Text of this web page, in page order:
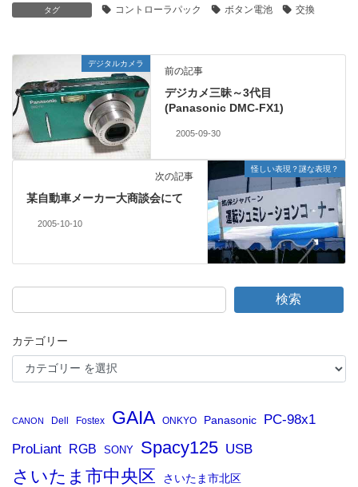
タグ コントローラパック ボタン電池 交換
デジタルカメラ
前の記事
デジカメ三昧～3代目
(Panasonic DMC-FX1)
2005-09-30
怪しい表現？謎な表現？
次の記事
某自動車メーカー大商談会にて
2005-10-10
検索
カテゴリー
CANON Dell Fostex GAIA ONKYO Panasonic PC-98x1
ProLiant RGB SONY Spacy125 USB
さいたま市中央区 さいたま市北区